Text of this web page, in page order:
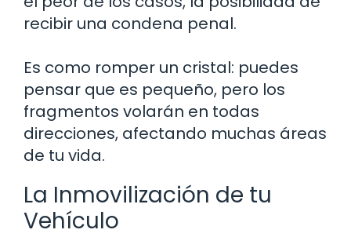
recibir una condena penal.
Es como romper un cristal: puedes
pensar que es pequeño, pero los
fragmentos volarán en todas
direcciones, afectando muchas áreas
de tu vida.
La Inmovilización de tu
Vehículo